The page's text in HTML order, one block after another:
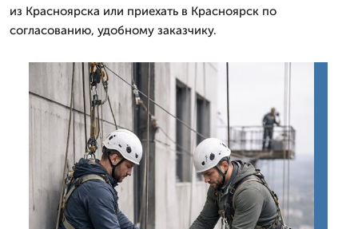
из Красноярска или приехать в Красноярск по
согласованию, удобному заказчику.